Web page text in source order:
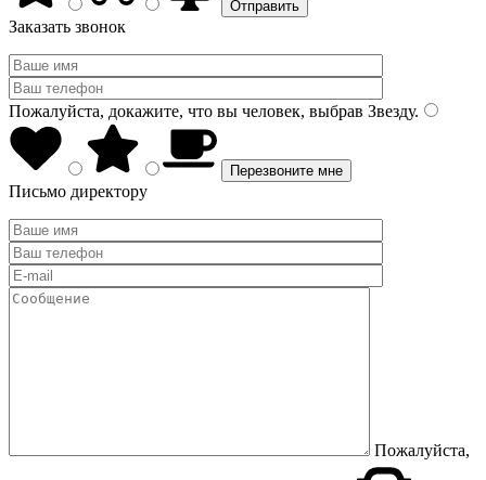
Заказать звонок
Пожалуйста, докажите, что вы человек, выбрав Звезду.
Письмо директору
Пожалуйста,